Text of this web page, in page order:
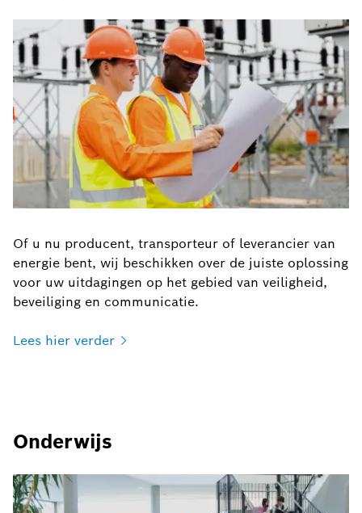
Of u nu producent, transporteur of leverancier van
energie bent, wij beschikken over de juiste oplossing
voor uw uitdagingen op het gebied van veiligheid,
beveiliging en communicatie.
Lees hier verder
Onderwijs